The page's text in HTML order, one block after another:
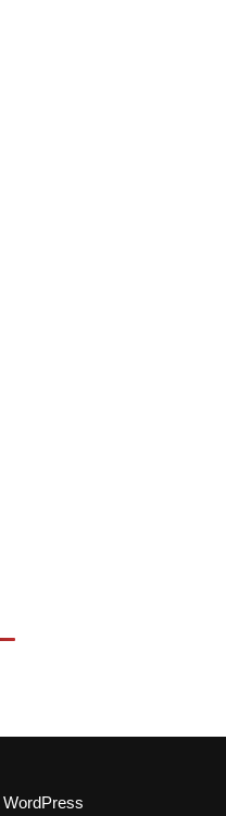
WordPress